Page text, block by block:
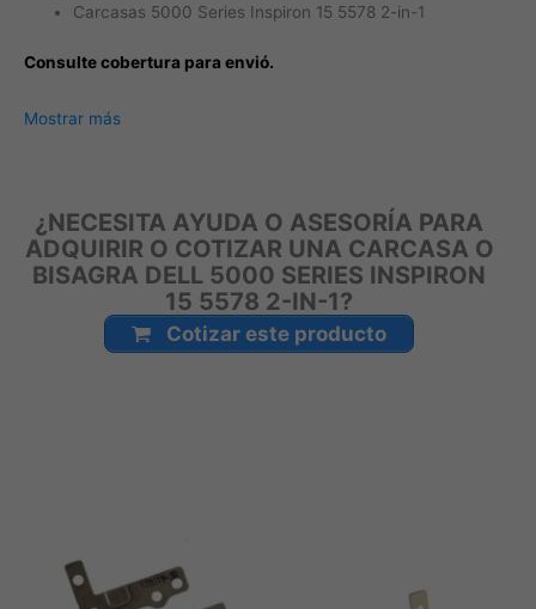
Carcasas 5000 Series Inspiron 15 5578 2-in-1
Consulte cobertura para envió.
Leticia, Medellín, Arauca, Barranquilla, Cartagena, Tunja,
Armenia, Pereira, San Andrés, Bucaramanga, Sincelejo,
Ibagué, Cali, Mitú, Puerto Carreño.
Mostrar más
¿NECESITA AYUDA O ASESORÍA PARA
ADQUIRIR O COTIZAR UNA CARCASA O
BISAGRA DELL 5000 SERIES INSPIRON
15 5578 2-IN-1?
Cotizar este producto